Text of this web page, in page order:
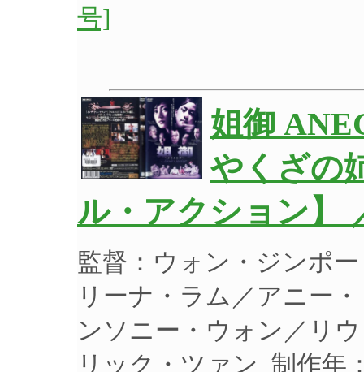
号]
姐御
やくざの
ル・アクション】
監督：ウォン・ジンポ
リーナ・ラム／アニー
ンソニー・ウォン／リ
リック・ツァン 制作年